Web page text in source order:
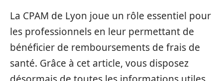
La CPAM de Lyon joue un rôle essentiel pour
les professionnels en leur permettant de
bénéficier de remboursements de frais de
santé. Grâce à cet article, vous disposez